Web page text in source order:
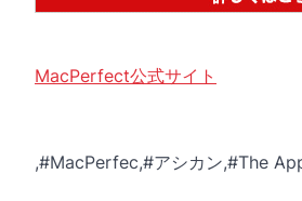
MacPerfect公式サイト
,#MacPerfec,#アシカン,#The